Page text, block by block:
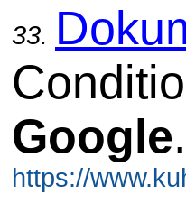
33.
Google.
https://